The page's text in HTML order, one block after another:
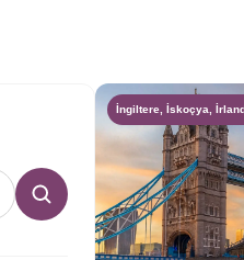
İngiltere, İskoçya,